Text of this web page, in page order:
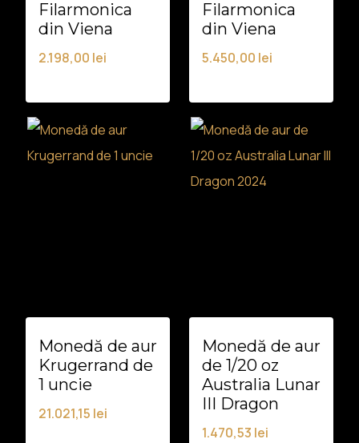
Filarmonica
din Viena
2.198,00 lei
Filarmonica
din Viena
5.450,00 lei
Monedă de aur
Krugerrand de
1 uncie
21.021,15 lei
Monedă de aur
de 1/20 oz
Australia Lunar
III Dragon
1.470,53 lei